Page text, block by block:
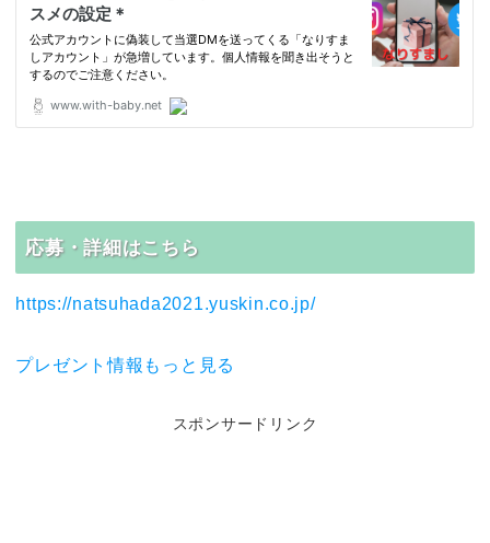
応募・詳細はこちら
https://natsuhada2021.yuskin.co.jp/
プレゼント情報もっと見る
スポンサードリンク